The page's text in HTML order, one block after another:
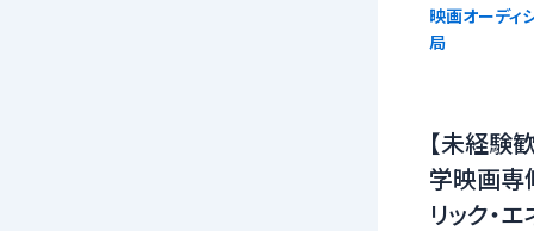
映画オーディ
局
【未経験
学映画専
リック・